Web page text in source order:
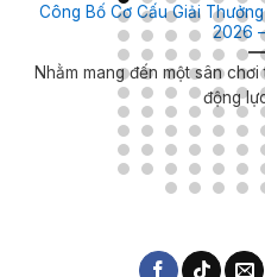
Công Bố Cơ Cấu Giải
2026
Nhằm mang đến một sân
động